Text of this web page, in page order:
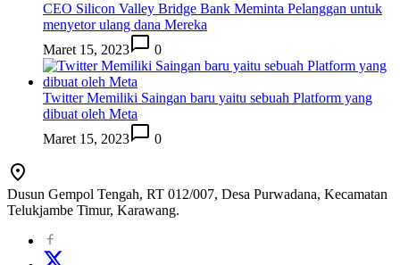
CEO Silicon Valley Bridge Bank Meminta Pelanggan untuk
menyetor ulang dana Mereka
Maret 15, 2023
0
Twitter Memiliki Saingan baru yaitu sebuah Platform yang
dibuat oleh Meta
Maret 15, 2023
0
Dusun Gempol Tengah, RT 012/007, Desa Purwadana, Kecamatan
Telukjambe Timur, Karawang.